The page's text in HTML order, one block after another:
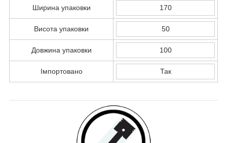
Ширина упаковки 170
Висота упаковки 50
Довжина упаковки 100
Імпортовано Так